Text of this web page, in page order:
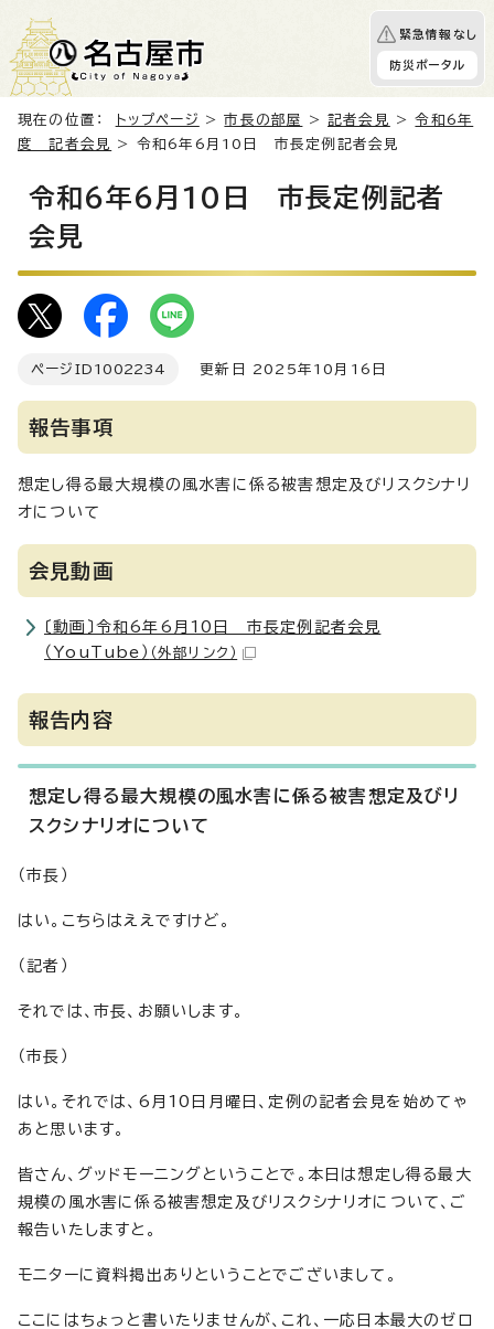
緊急情報なし
防災ポータル
現在の位置： トップページ >市長の部屋 >記者会見 >令和6年
度 記者会見
> 令和6年6月10日 市長定例記者会見
令和6年6月10日 市長定例記者
会見
ページID 1002234 更新日 2025年10月16日
報告事項
想定し得る最大規模の風水害に係る被害想定及びリスクシナリ
オについて
会見動画
〔動画〕令和6年6月10日 市長定例記者会見
（YouTube） （外部リンク）
報告内容
想定し得る最大規模の風水害に係る被害想定及びリ
スクシナリオについて
（市長）
はい。こちらはええですけど。
（記者）
それでは、市長、お願いします。
（市長）
はい。それでは、6月10日月曜日、定例の記者会見を始めてゃ
あと思います。
皆さん、グッドモーニングということで。本日は想定し得る最大
規模の風水害に係る被害想定及びリスクシナリオについて、ご
報告いたしますと。
モニターに資料掲出ありということでございまして。
ここにはちょっと書いたりませんが、これ、一応日本最大のゼロ